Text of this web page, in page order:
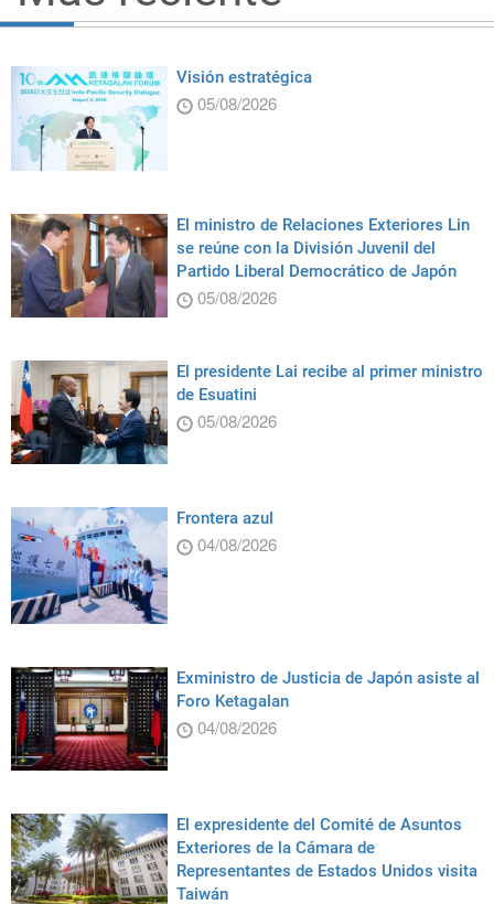
Visión estratégica
05/08/2026
El ministro de Relaciones Exteriores Lin
se reúne con la División Juvenil del
Partido Liberal Democrático de Japón
05/08/2026
El presidente Lai recibe al primer ministro
de Esuatini
05/08/2026
Frontera azul
04/08/2026
Exministro de Justicia de Japón asiste al
Foro Ketagalan
04/08/2026
El expresidente del Comité de Asuntos
Exteriores de la Cámara de
Representantes de Estados Unidos visita
Taiwán